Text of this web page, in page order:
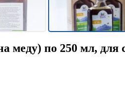
по 250 мл, для